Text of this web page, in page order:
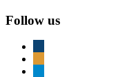
Follow us